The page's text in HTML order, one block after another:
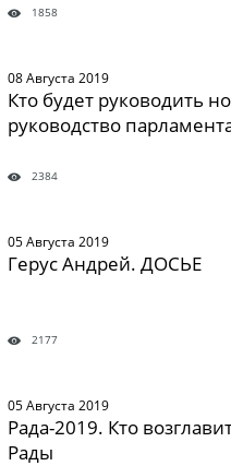
1858
08 Августа 2019
Кто будет руководить
руководство
2384
05 Августа 2019
Герус Андрей. ДОСЬЕ
2177
05 Августа 2019
Рада-2019. Кто
Рады